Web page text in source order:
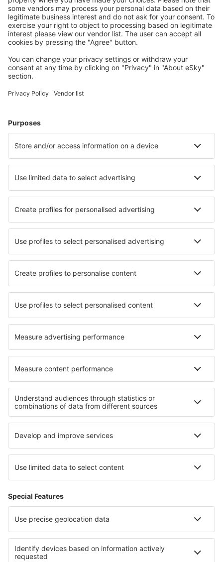
conectați.
Cazarea preferată
Alege din peste 1,3 mil. de opţiuni: hoteluri, cabane,
Cele mai căutate cazări de către utilizatorii eSky
Cazare în Sevierville
Cazare în Panama City Beach Cazare în Davenport
Cazare în Kissimmee Cazare în Miami
Cazare în Amelia Island Cazare în Miramar Beach
Cele mai bune locuri de cazare - orașe
Cazare în Marke Cazare în Domaso
Cazare în Guidonia Montecelio Cazare în Oerlenbach
Cazare în Cartajima Cazare în Slijpe Cazare în Vasilias
Cele mai bune locuri de cazare - regiuni
Cazare in Napa Valley Cazare in Munții Adirondack
Cazare in New York Cazare in Santa Catalina Island
Cazare la Parcul Național Yellowstone
Cazare în Danemarca Cazare in Kashubia